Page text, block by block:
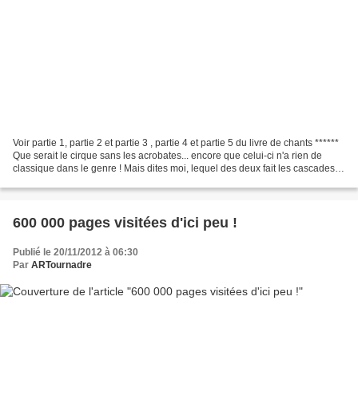
Voir partie 1, partie 2 et partie 3 , partie 4 et partie 5 du livre de chants ******
Que serait le cirque sans les acrobates... encore que celui-ci n'a rien de
classique dans le genre ! Mais dites moi, lequel des deux fait les cascades
600 000 pages visitées d'ici peu !
Publié le 20/11/2012 à 06:30
Par ARTournadre